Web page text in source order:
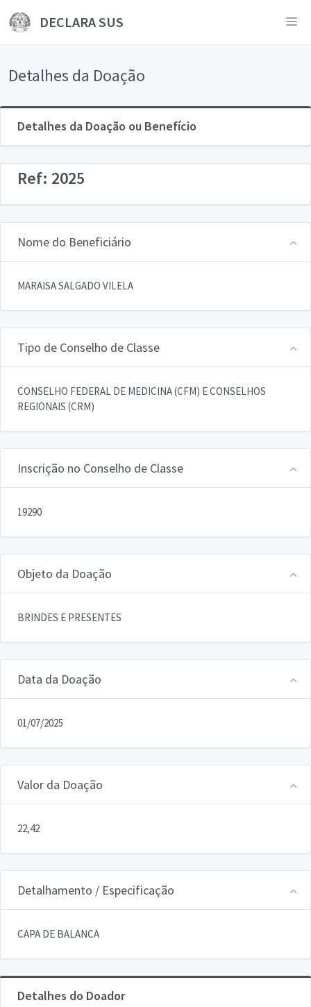
DECLARA SUS
Detalhes da Doação
Detalhes da Doação ou Benefício
Ref: 2025
Nome do Beneficiário
MARAISA SALGADO VILELA
Tipo de Conselho de Classe
CONSELHO FEDERAL DE MEDICINA (CFM) E CONSELHOS
REGIONAIS (CRM)
Inscrição no Conselho de Classe
19290
Objeto da Doação
BRINDES E PRESENTES
Data da Doação
01/07/2025
Valor da Doação
22,42
Detalhamento / Especificação
CAPA DE BALANCA
Detalhes do Doador